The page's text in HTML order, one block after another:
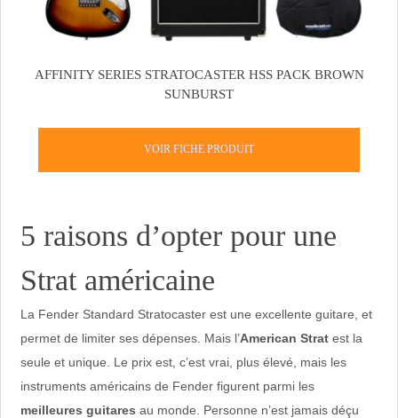
AFFINITY SERIES STRATOCASTER HSS PACK BROWN
SUNBURST
VOIR FICHE PRODUIT
5 raisons d’opter pour une
Strat américaine
La Fender Standard Stratocaster est une excellente guitare, et
permet de limiter ses dépenses. Mais l’American Stratest la
seule et unique. Le prix est, c’est vrai, plus élevé, mais les
instruments américains de Fender figurent parmi les
meilleures guitares au monde. Personne n’est jamais déçu